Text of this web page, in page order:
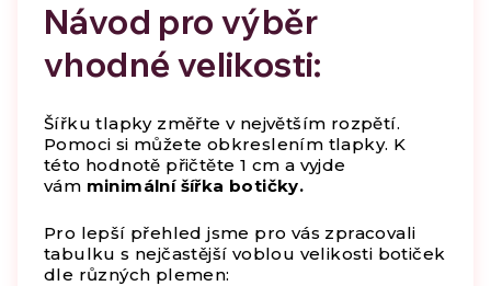
Návod pro výběr
vhodné velikosti:
Šířku tlapky změřte v největším rozpětí.
Pomoci si můžete obkreslením tlapky. K
této hodnotě přičtěte 1 cm a vyjde
vám minimální šířka botičky.
Pro lepší přehled jsme pro vás zpracovali
tabulku s nejčastější voblou velikosti botiček
dle různých plemen: